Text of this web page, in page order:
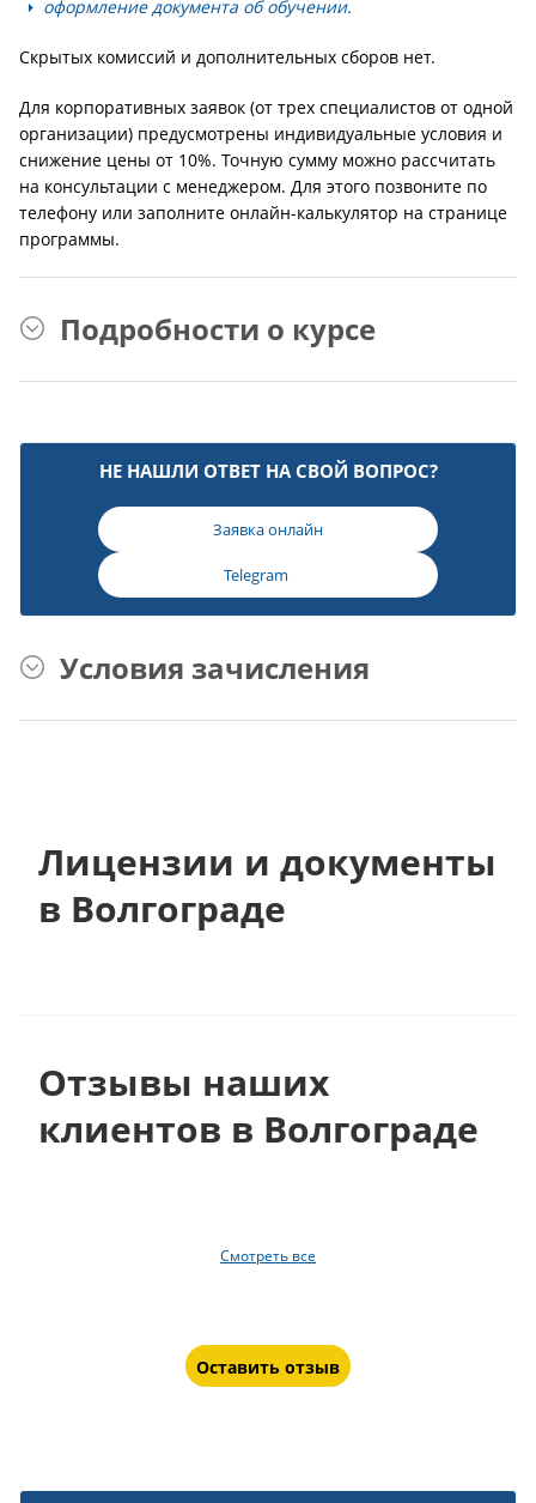
оформление документа об обучении.
Скрытых комиссий и дополнительных сборов нет.
Для корпоративных заявок (от трех специалистов от одной
организации) предусмотрены индивидуальные условия и
снижение цены от 10%. Точную сумму можно рассчитать
на консультации с менеджером. Для этого позвоните по
телефону или заполните онлайн-калькулятор на странице
программы.
Подробности о курсе
НЕ НАШЛИ ОТВЕТ НА СВОЙ ВОПРОС?
Заявка онлайн
Telegram
Условия зачисления
Лицензии и документы
в Волгограде
Отзывы наших
клиентов в Волгограде
Смотреть все
Оставить отзыв